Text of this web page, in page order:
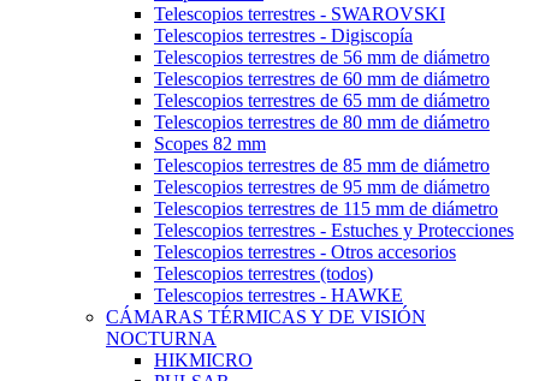
Telescopios terrestres - SWAROVSKI
Telescopios terrestres - Digiscopía
Telescopios terrestres de 56 mm de diámetro
Telescopios terrestres de 60 mm de diámetro
Telescopios terrestres de 65 mm de diámetro
Telescopios terrestres de 80 mm de diámetro
Scopes 82 mm
Telescopios terrestres de 85 mm de diámetro
Telescopios terrestres de 95 mm de diámetro
Telescopios terrestres de 115 mm de diámetro
Telescopios terrestres - Estuches y Protecciones
Telescopios terrestres - Otros accesorios
Telescopios terrestres (todos)
Telescopios terrestres - HAWKE
CÁMARAS TÉRMICAS Y DE VISIÓN
NOCTURNA
HIKMICRO